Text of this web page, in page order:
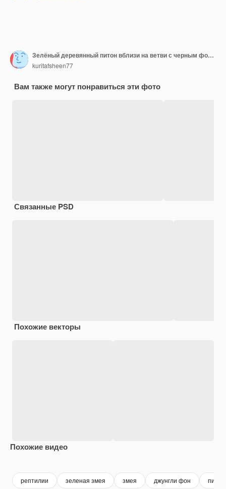
Зелёный деревянный питон вблизи на ветви с черным фоном
kuritafsheen77
Вам также могут понравиться эти фото
Связанные PSD
Похожие векторы
Похожие видео
рептилии зеленая змея змея джунгли фон питон